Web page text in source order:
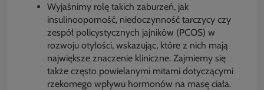
Wyjaśnimy rolę takich zaburzeń, jak
insulinooporność, niedoczynność tarczycy czy
zespół policystycznych jajników (PCOS) w
rozwoju otyłości, wskazując, które z nich mają
największe znaczenie kliniczne. Zajmiemy się
także często powielanymi mitami dotyczącymi
rzekomego wpływu hormonów na masę ciała.